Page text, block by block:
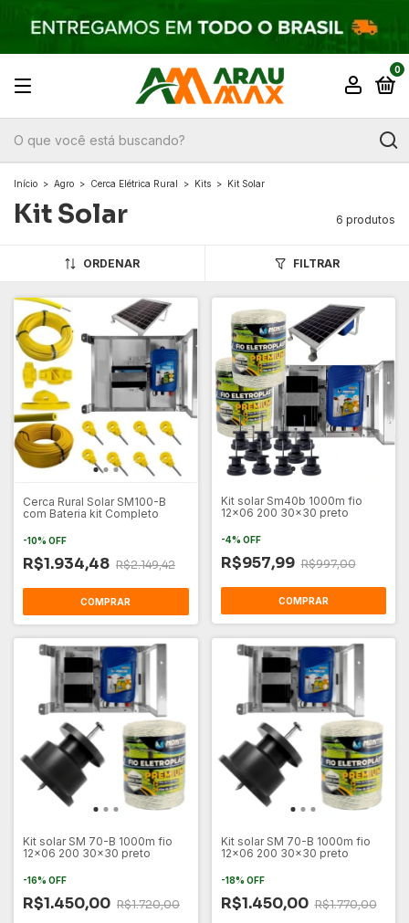
0
Início > Agro > Cerca Elétrica Rural > Kits > Kit Solar
Kit Solar 6 produtos
ORDENAR FILTRAR
Cerca Rural Solar SM100-B
com Bateria kit Completo
-10% OFF
R$1.934,48 R$2.149,42
Kit solar Sm40b 1000m fio
12x06 200 30x30 preto
-4% OFF
R$957,99 R$997,00
Kit solar SM 70-B 1000m fio
12x06 200 30x30 preto
-16% OFF
R$1.450,00 R$1.720,00
Kit solar SM 70-B 1000m fio
12x06 200 30x30 preto
-18% OFF
R$1.450,00 R$1.770,00